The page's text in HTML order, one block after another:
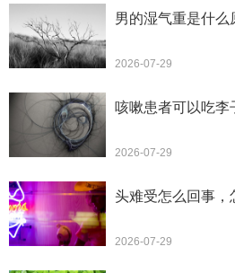
男的湿气重是什么
2026-07-29
咳嗽患者可以吃李
2026-07-29
头难受怎么回事，
2026-07-29